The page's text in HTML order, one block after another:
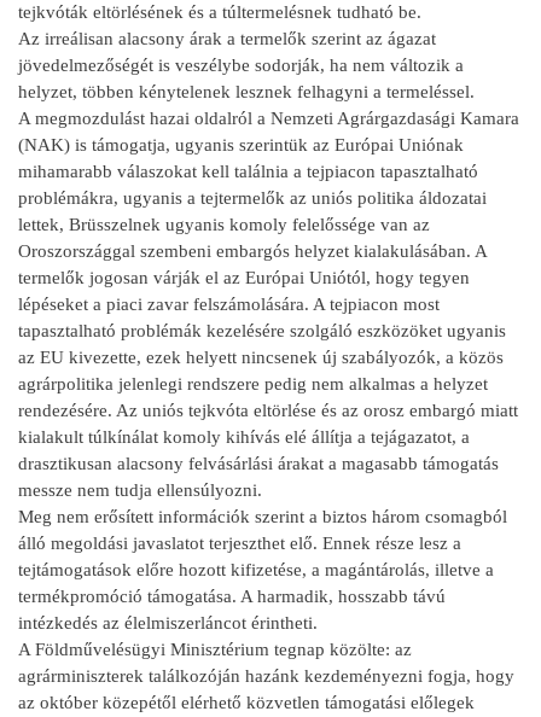
tejkvóták eltörlésének és a túltermelésnek tudható be.
Az irreálisan alacsony árak a termelők szerint az ágazat
jövedelmezőségét is veszélybe sodorják, ha nem változik a
helyzet, többen kénytelenek lesznek felhagyni a termeléssel.
A megmozdulást hazai oldalról a Nemzeti Agrárgazdasági Kamara
(NAK) is támogatja, ugyanis szerintük az Európai Uniónak
mihamarabb válaszokat kell találnia a tejpiacon tapasztalható
problémákra, ugyanis a tejtermelők az uniós politika áldozatai
lettek, Brüsszelnek ugyanis komoly felelőssége van az
Oroszországgal szembeni embargós helyzet kialakulásában. A
termelők jogosan várják el az Európai Uniótól, hogy tegyen
lépéseket a piaci zavar felszámolására. A tejpiacon most
tapasztalható problémák kezelésére szolgáló eszközöket ugyanis
az EU kivezette, ezek helyett nincsenek új szabályozók, a közös
agrárpolitika jelenlegi rendszere pedig nem alkalmas a helyzet
rendezésére. Az uniós tejkvóta eltörlése és az orosz embargó miatt
kialakult túlkínálat komoly kihívás elé állítja a tejágazatot, a
drasztikusan alacsony felvásárlási árakat a magasabb támogatás
messze nem tudja ellensúlyozni.
Meg nem erősített információk szerint a biztos három csomagból
álló megoldási javaslatot terjeszthet elő. Ennek része lesz a
tejtámogatások előre hozott kifizetése, a magántárolás, illetve a
termékpromóció támogatása. A harmadik, hosszabb távú
intézkedés az élelmiszerláncot érintheti.
A Földművelésügyi Minisztérium tegnap közölte: az
agrárminiszterek találkozóján hazánk kezdeményezni fogja, hogy
az október közepétől elérhető közvetlen támogatási előlegek